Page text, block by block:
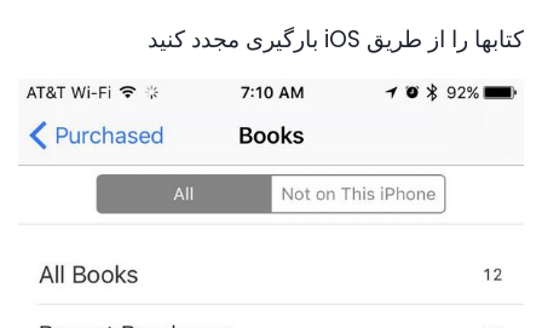
کتابها را از طریق iOS بارگیری مجدد کنید